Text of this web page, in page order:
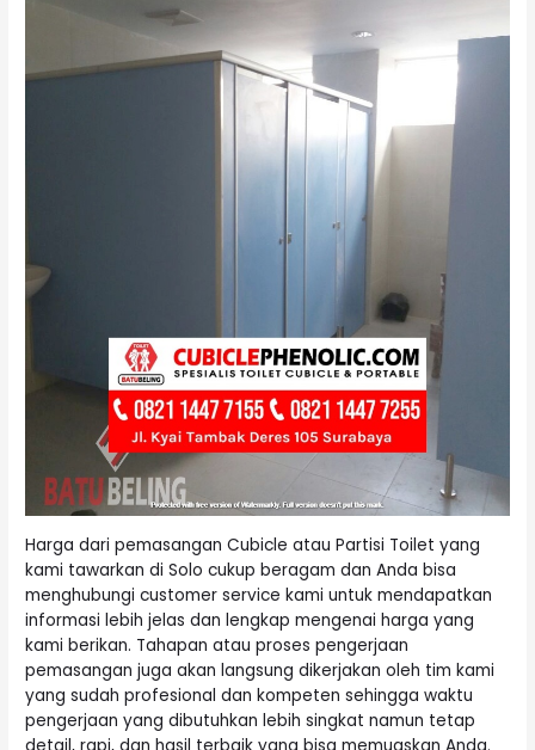
Harga dari pemasangan Cubicle atau Partisi Toilet yang
kami tawarkan di Solo cukup beragam dan Anda bisa
menghubungi customer service kami untuk mendapatkan
informasi lebih jelas dan lengkap mengenai harga yang
kami berikan. Tahapan atau proses pengerjaan
pemasangan juga akan langsung dikerjakan oleh tim kami
yang sudah profesional dan kompeten sehingga waktu
pengerjaan yang dibutuhkan lebih singkat namun tetap